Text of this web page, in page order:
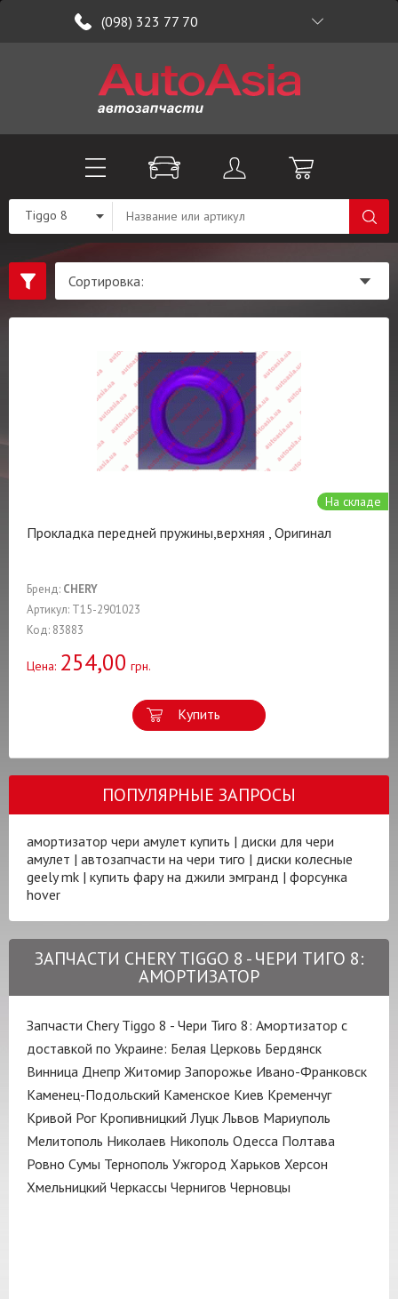
(098) 323 77 70
Tiggo 8
На складе
Прокладка передней пружины,верхняя , Оригинал
Бренд: CHERY
Артикул: T15-2901023
Код: 83883
Цена: 254,00 грн.
Купить
ПОПУЛЯРНЫЕ ЗАПРОСЫ
амортизатор чери амулет купить | диски для чери
амулет | автозапчасти на чери тиго | диски колесные
geely mk | купить фару на джили эмгранд | форсунка
hover
ЗАПЧАСТИ CHERY TIGGO 8 - ЧЕРИ ТИГО 8:
АМОРТИЗАТОР
Запчасти Chery Tiggo 8 - Чери Тиго 8: Амортизатор с
доставкой по Украине: Белая Церковь Бердянск
Винница Днепр Житомир Запорожье Ивано-Франковск
Каменец-Подольский Каменское Киев Кременчуг
Кривой Рог Кропивницкий Луцк Львов Мариуполь
Мелитополь Николаев Никополь Одесса Полтава
Ровно Сумы Тернополь Ужгород Харьков Херсон
Хмельницкий Черкассы Чернигов Черновцы